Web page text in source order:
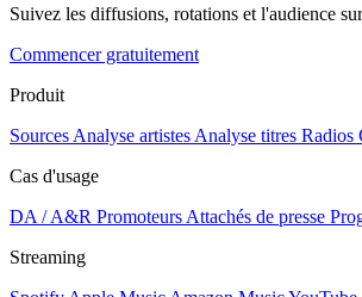
Suivez les diffusions, rotations et l'audience
Commencer gratuitement
Produit
Sources Analyse artistes Analyse titres Radios
Cas d'usage
DA / A&R Promoteurs Attachés de presse
Streaming